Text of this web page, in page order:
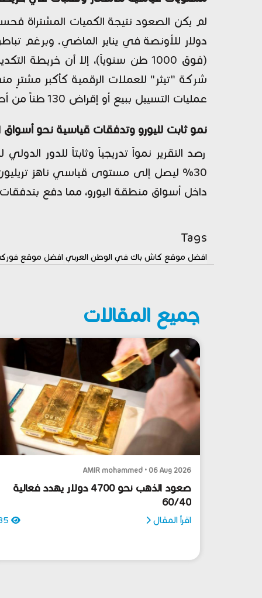
عمليات التسييل ببيع أو إقراض 130 طناً من أصل 220 طناً اشترتها سابقاً، وذلك لمواجهة التبعات الاقتصادية لاندلاع الحرب الإيرانية.
نمو ثابت لليورو وتدفقات قياسية نحو
رصد التقرير نمواً تدريجياً وثابتاً للدور
داخل أسواق منطقة اليورو، مما دفع
Tags
افضل موقع كاش باك في الوطن العربي افضل موقع
جميع المقالات
AMIR mohammed • 06 Aug 2026
صعود الذهب نحو 4700 دولار يهدد فعالية
60/40
اقرأ المقال